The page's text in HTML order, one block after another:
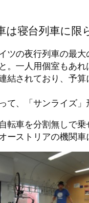
は寝台列車に限
ツの夜行列車の最
。一人用個室もあ
結されており、予
て、「サンライズ
転車を分割無しで乗
ーストリアの機関車